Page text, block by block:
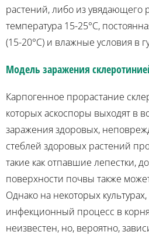
растений, либо из увядающего
температура 15-25°C,
(15-20°C) и влажные условия в
Модель заражения
Карпогенное прорастание
которых аскоспоры выходят в
заражения здоровых,
стеблей здоровых растений
такие как отпавшие лепестки,
поверхности почвы также
Однако на некоторых
инфекционный процесс в
неизвестен, но, вероятно,